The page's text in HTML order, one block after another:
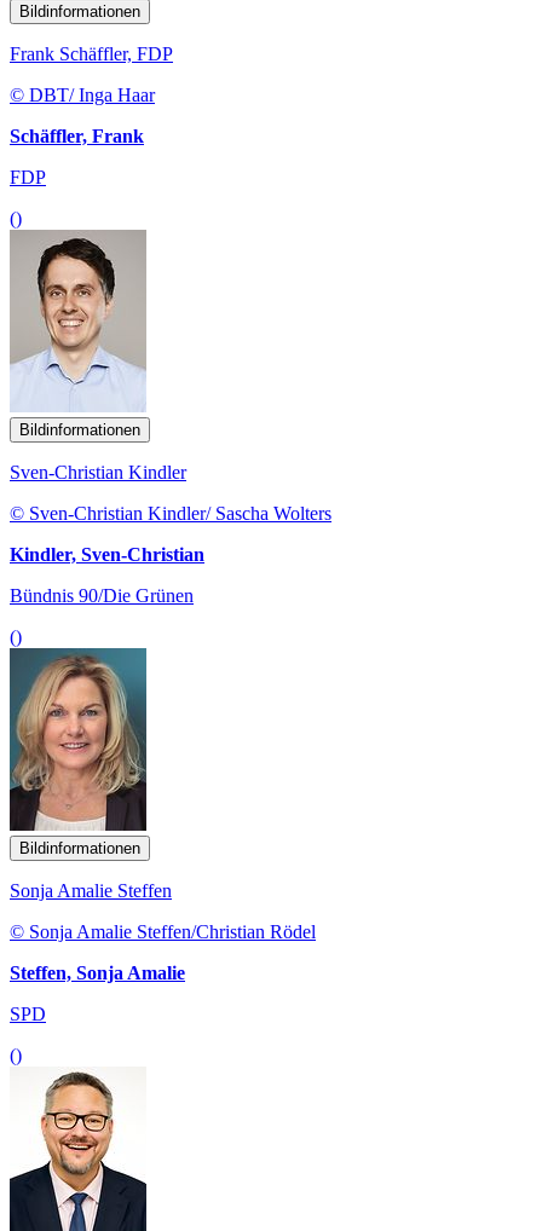
Bildinformationen
Frank Schäffler, FDP
© DBT/ Inga Haar
Schäffler, Frank
FDP
()
Bildinformationen
Sven-Christian Kindler
© Sven-Christian Kindler/ Sascha Wolters
Kindler, Sven-Christian
Bündnis 90/Die Grünen
()
Bildinformationen
Sonja Amalie Steffen
© Sonja Amalie Steffen/Christian Rödel
Steffen, Sonja Amalie
SPD
()